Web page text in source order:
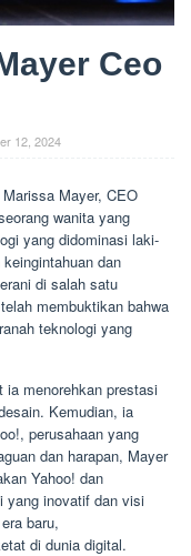
Ceo
12, 2024
Mayer, CEO
wanita yang
yang didominasi laki-
dan
di salah satu
membuktikan bahwa
teknologi yang
ia menorehkan prestasi
Kemudian, ia
perusahaan yang
dan harapan, Mayer
Yahoo! dan
yang inovatif dan visi
baru,
di dunia digital.